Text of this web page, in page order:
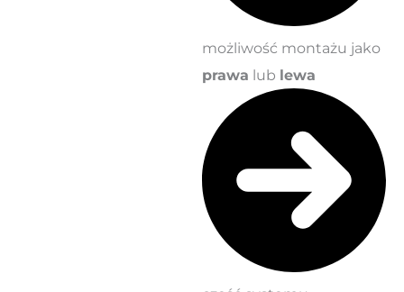
możliwość montażu jako
prawa lub lewa